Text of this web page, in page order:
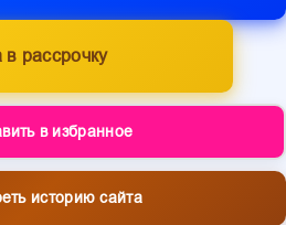
в рассрочку
в избранное
историю сайта